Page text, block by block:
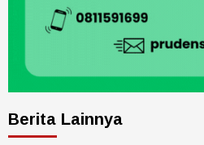
Berita Lainnya